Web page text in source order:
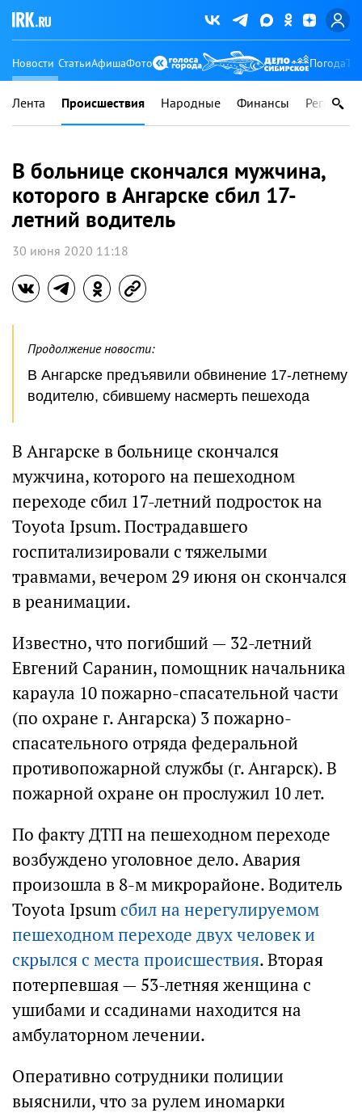
Новости СтатьиАфишаФото Погода
Лента Происшествия Народные Финансы Регионы
В больнице скончался мужчина,
которого в Ангарске сбил 17-
летний водитель
30 июня 2020 11:18
Продолжение новости:
В Ангарске предъявили обвинение 17-летнему
водителю, сбившему насмерть пешехода
В Ангарске в больнице скончался
мужчина, которого на пешеходном
переходе сбил 17-летний подросток на
Toyota Ipsum. Пострадавшего
госпитализировали с тяжелыми
травмами, вечером 29 июня он скончался
в реанимации.
Известно, что погибший — 32-летний
Евгений Саранин, помощник начальника
караула 10 пожарно-спасательной части
(по охране г. Ангарска) 3 пожарно-
спасательного отряда федеральной
противопожарной службы (г. Ангарск). В
пожарной охране он прослужил 10 лет.
По факту ДТП на пешеходном переходе
возбуждено уголовное дело. Авария
произошла в 8-м микрорайоне. Водитель
Toyota Ipsumсбил на нерегулируемом
пешеходном переходе двух человек и
скрылся с места происшествия. Вторая
потерпевшая — 53-летняя женщина с
ушибами и ссадинами находится на
амбулаторном лечении.
Оперативно сотрудники полиции
выяснили, что за рулем иномарки